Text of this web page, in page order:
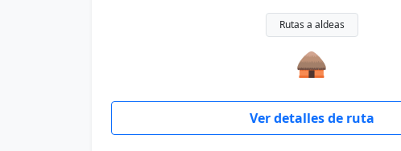
Rutas a aldeas
🛖
Ver detalles de ruta